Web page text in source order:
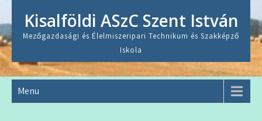
content
Kisalföldi ASzC Szent István
Mezőgazdasági és Élelmiszeripari Technikum és Szakképző
Iskola
Menu